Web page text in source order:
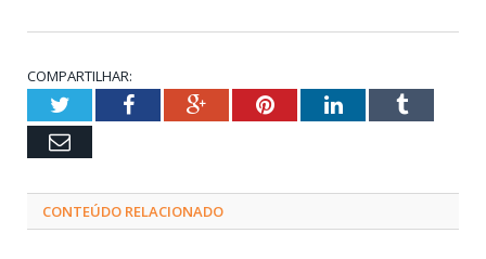
COMPARTILHAR:
TwitterFacebookGoogle+PinterestLinkedInTumblr
Email
CONTEÚDO RELACIONADO